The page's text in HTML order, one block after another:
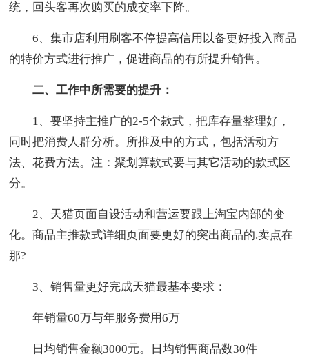
统，回头客再次购买的成交率下降。
6、集市店利用刷客不停提高信用以备更好投入商品
的特价方式进行推广，促进商品的有所提升销售。
二、工作中所需要的提升：
1、要坚持主推广的2-5个款式，把库存量整理好，
同时把消费人群分析。所推及中的方式，包括活动方
法、花费方法。注：聚划算款式要与其它活动的款式区
分。
2、天猫页面自设活动和营运要跟上淘宝内部的变
化。商品主推款式详细页面要更好的突出商品的.卖点在
那?
3、销售量更好完成天猫最基本要求：
年销量60万与年服务费用6万
日均销售金额3000元。日均销售商品数30件